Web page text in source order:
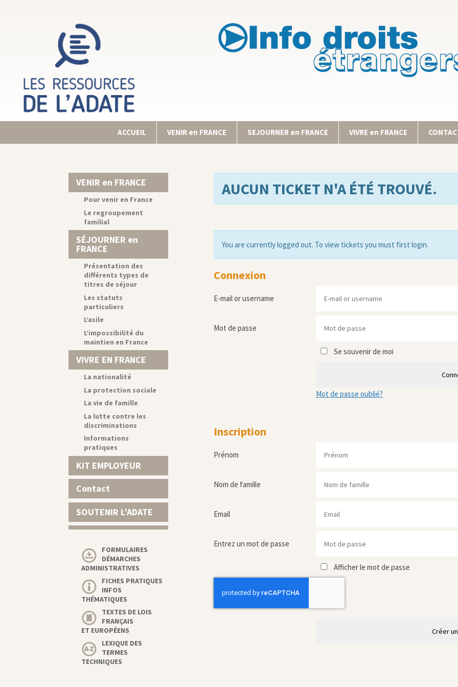
ACCUEIL VENIR en FRANCE SEJOURNER en FRANCE VIVRE en FRANCE
AUCUN TICKET N'A ÉTÉ TROUVÉ.
You are currently logged out. To view tickets you must first login.
Connexion
E-mail or username
Mot de passe
Se souvenir de moi
Mot de passe oublié?
Inscription
Prénom
Nom de famille
Email
Entrez un mot de passe
Afficher le mot de passe
Créer
VENIR en FRANCE
Pour venir en France
Le regroupement
familial
SÉJOURNER en
FRANCE
Présentation des
différents types de
titres de séjour
Les statuts
particuliers
L’asile
L’impossibilité du
maintien en France
VIVRE EN FRANCE
La nationalité
La protection sociale
La vie de famille
La lutte contre les
discriminations
Informations
pratiques
KIT EMPLOYEUR
Contact
SOUTENIR L’ADATE
FORMULAIRES
DÉMARCHES
ADMINISTRATIVES
FICHES PRATIQUES
INFOS
THÉMATIQUES
TEXTES DE LOIS
FRANÇAIS
ET EUROPÉENS
LEXIQUE DES
TERMES
TECHNIQUES